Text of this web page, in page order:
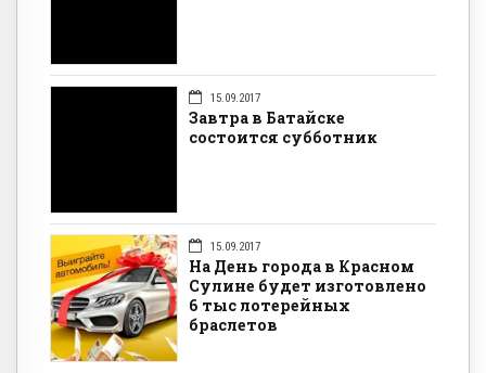
15.09.2017
Завтра в Батайске
состоится субботник
15.09.2017
На День города в Красном
Сулине будет изготовлено
6 тыс лотерейных
браслетов